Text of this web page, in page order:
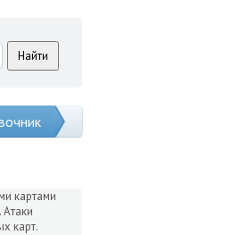
картами
карт.